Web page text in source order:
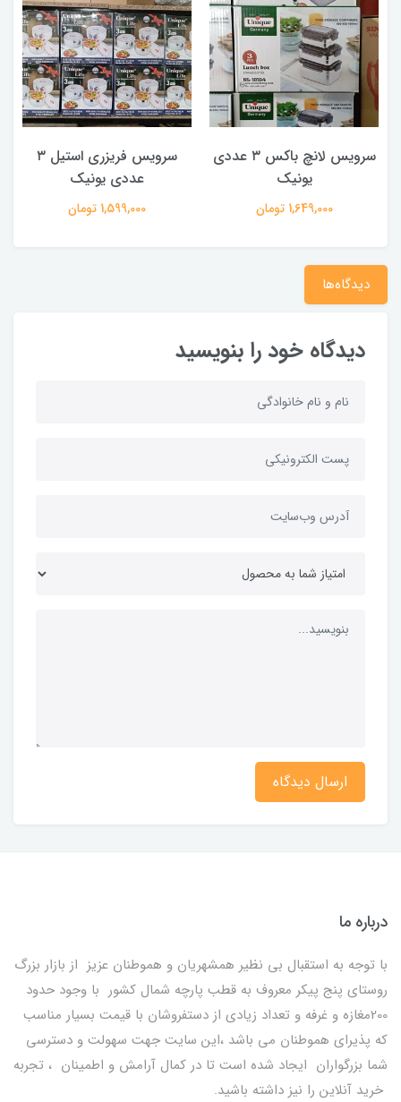
سرویس لانچ باکس ۳ عددی
یونیک
1,649,000 تومان
سرویس فریزری استیل ۳
عددی یونیک
1,599,000 تومان
دیدگاه‌ها
دیدگاه خود را بنویسید
ارسال دیدگاه
درباره ما
با توجه به استقبال بی نظیر همشهریان و هموطنان عزیز از بازار بزرگ
روستای پنج پیکر معروف به قطب پارچه شمال کشور با وجود حدود
200مغازه و غرفه و تعداد زیادی از دستفروشان با قیمت بسیار مناسب
که پذیرای هموطنان می باشد ،این سایت جهت سهولت و دسترسی
شما بزرگواران ایجاد شده است تا در کمال آرامش و اطمینان ، تجربه
خرید آنلاین را نیز داشته باشید.